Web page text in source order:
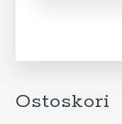
Ostoskori